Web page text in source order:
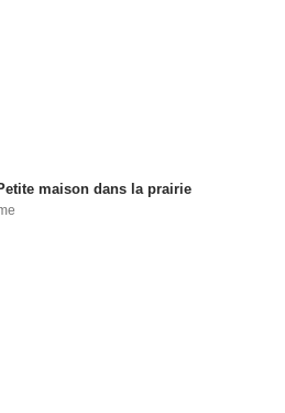
maison dans la prairie